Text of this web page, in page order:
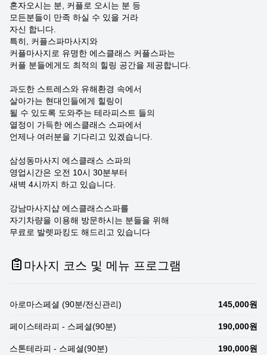
혼자오시는 분, 커플로 오시는 분 등
모든분들이 만족 하실 수 있을 거라
자신 합니다.
특히, 커플스파마사지와
커플마사지로 유명한 에스클래스 커플스파는
커플 분들에게도 최적의 힐링 공간을 제공합니다.
과도한 스트레스와 유해환경 속에서
살아가는 현대인들에게 힐링이
될 수 있도록 도와주는 테라피스트 들의
열정이 가득한 에스클래스 스파에서
언제나 여러분을 기다리고 있겠습니다.
삼성동마사지 에스클래스 스파의
영업시간은 오전 10시 30분부터
새벽 4시까지 하고 있습니다.
강남마사지샵 에스클래스스파를
자기차량을 이용해 방문하시는 분들을 위해
무료로 발렛파킹도 해드리고 있습니다
마사지 코스 및 메뉴 프로그램
아로마스페셜 (90분/전신관리) 145,000원
페이스테라피 - 스페셜(90분) 190,000원
스톤테라피 - 스페셜(90분) 190,000원